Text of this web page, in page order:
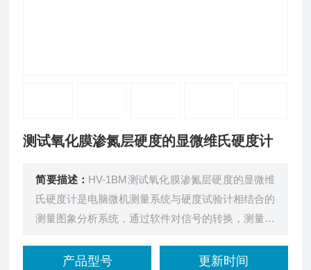
测试氧化膜渗氮层硬度的显微维氏硬度计
简要描述： HV-1BM测试氧化膜渗氮层硬度的显微维
氏硬度计是电脑微机测量系统与硬度试验计相结合的
测量图象分析系统，通过软件对信号的转换，测量出
或保存.计算机硬度分析系统配备高清500W像素摄像
产品型号 更新时间